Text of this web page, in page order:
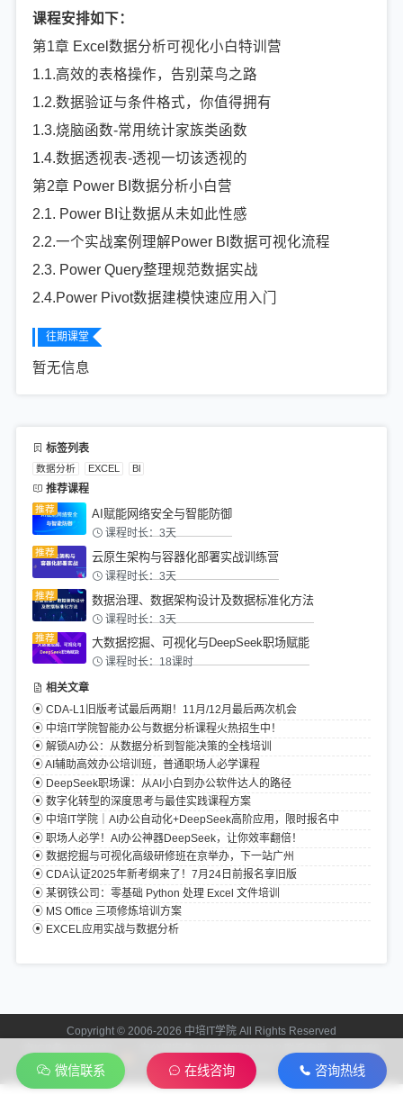
课程安排如下：
第1章 Excel数据分析可视化小白特训营
1.1.高效的表格操作，告别菜鸟之路
1.2.数据验证与条件格式，你值得拥有
1.3.烧脑函数-常用统计家族类函数
1.4.数据透视表-透视一切该透视的
第2章 Power BI数据分析小白营
2.1. Power BI让数据从未如此性感
2.2.一个实战案例理解Power BI数据可视化流程
2.3. Power Query整理规范数据实战
2.4.Power Pivot数据建模快速应用入门
往期课堂
暂无信息
标签列表
数据分析 EXCEL Bl
推荐课程
AI赋能网络安全与智能防御
课程时长：3天
云原生架构与容器化部署实战训练营
课程时长：3天
数据治理、数据架构设计及数据标准化方法
课程时长：3天
大数据挖掘、可视化与DeepSeek职场赋能
课程时长：18课时
相关文章
CDA-L1旧版考试最后两期！11月/12月最后两次机会
中培IT学院智能办公与数据分析课程火热招生中！
解锁AI办公：从数据分析到智能决策的全栈培训
AI辅助高效办公培训班，普通职场人必学课程
DeepSeek职场课：从AI小白到办公软件达人的路径
数字化转型的深度思考与最佳实践课程方案
中培IT学院｜AI办公自动化+DeepSeek高阶应用，限时报名中
职场人必学！AI办公神器DeepSeek，让你效率翻倍！
数据挖掘与可视化高级研修班在京举办，下一站广州
CDA认证2025年新考纲来了！7月24日前报名享旧版
某钢铁公司：零基础 Python 处理 Excel 文件培训​
MS Office 三项修炼培训方案
EXCEL应用实战与数据分析
Copyright © 2006-2026 中培IT学院 All Rights Reserved
号-2
2006
微信联系 在线咨询 咨询热线